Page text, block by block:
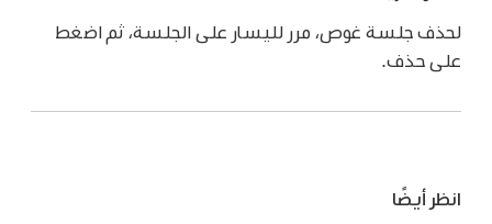
لحذف جلسة غوص، مرر لليسار على الجلسة، ثم اضغط
على حذف.
انظر أيضًا